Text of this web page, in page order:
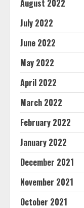
August 2022
July 2022
June 2022
May 2022
April 2022
March 2022
February 2022
January 2022
December 2021
November 2021
October 2021